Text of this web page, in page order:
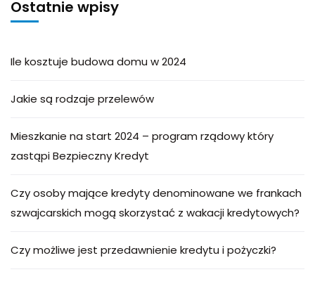
Ostatnie wpisy
Ile kosztuje budowa domu w 2024
Jakie są rodzaje przelewów
Mieszkanie na start 2024 – program rządowy który
zastąpi Bezpieczny Kredyt
Czy osoby mające kredyty denominowane we frankach
szwajcarskich mogą skorzystać z wakacji kredytowych?
Czy możliwe jest przedawnienie kredytu i pożyczki?